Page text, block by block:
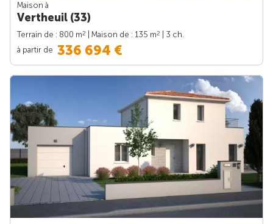
Maison à
Vertheuil (33)
Terrain de : 800 m2 | Maison de : 135 m2
| 3 ch.
à partir de 336 694 €